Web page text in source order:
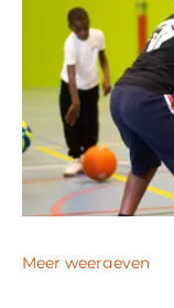
Meer weergeven